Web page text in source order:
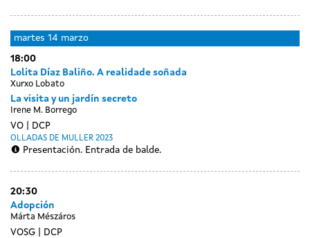
luns
13
marzo
Day
without
sessions
martes 14 marzo
18:00
Lolita Díaz Baliño. A realidade soñada
Xurxo Lobato
La visita y un jardín secreto
Irene M. Borrego
VO DCP
OLLADAS DE MULLER 2023
Presentación. Entrada de balde.
20:30
Adopción
Márta Mészáros
VOSG DCP